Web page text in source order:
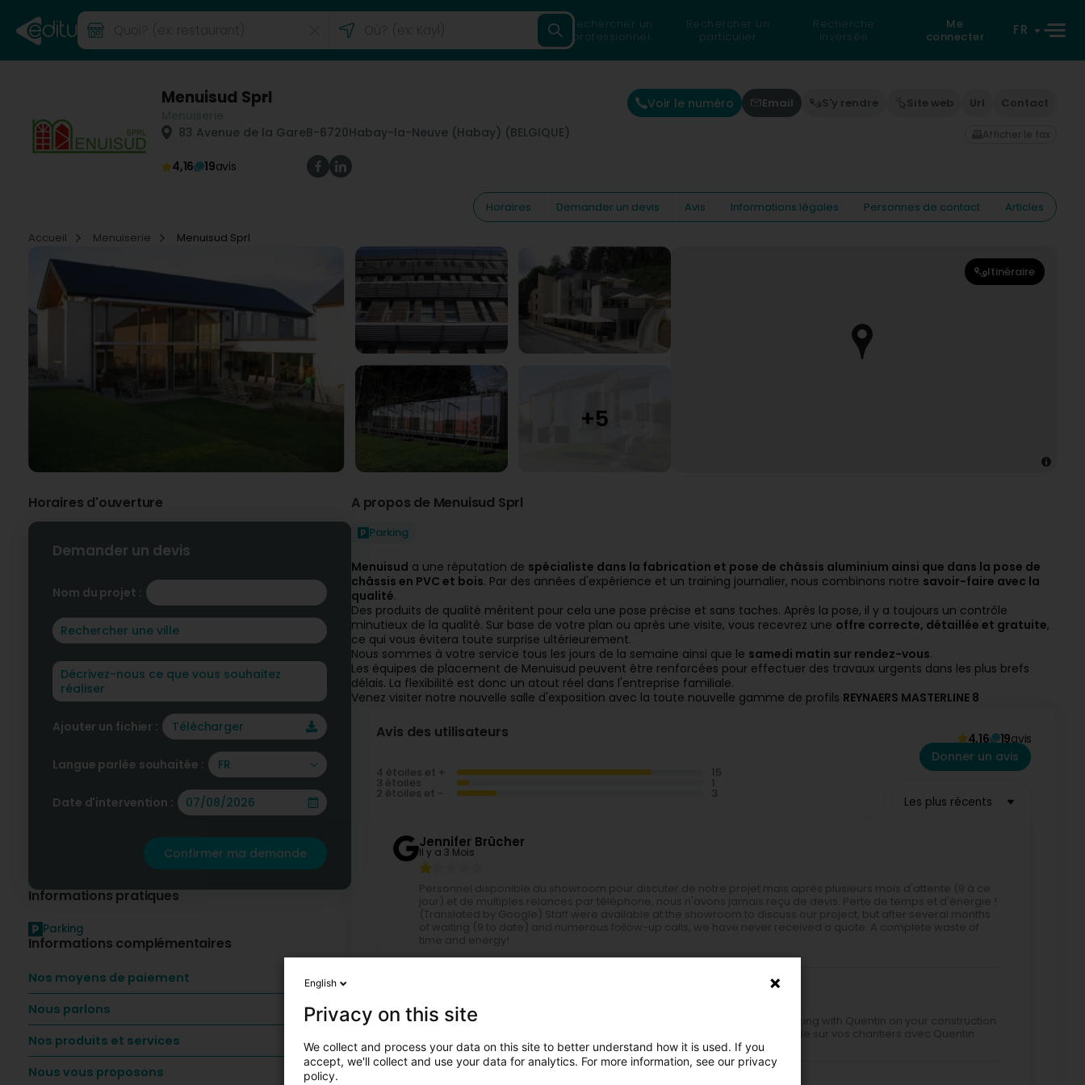
Rechercher un
professionnel
Rechercher un
particulier
Recherche
inversée
Me
connecter
FR
Menuisud Sprl
83 Avenue de la GareB-6720Habay-la-Neuve (Habay) (BELGIQUE)
4,16 19avis
Voir le numéro Email S'y rendre Site web Url Contact
Afficher le fax
Horaires Demander un devis Avis Informations légales Personnes de contact
Articles
Accueil
Menuiserie Menuisud Sprl
Itinéraire
Horaires d'ouverture
Demander un devis
Nom du projet :
Ajouter un fichier : Télécharger
Langue parlée souhaitée : FR
Date d'intervention :
Confirmer ma demande
Informations pratiques
Parking
Informations complémentaires
Nos moyens de paiement
Nous parlons
Nos produits et services
Nous vous proposons
A propos de Menuisud Sprl
Parking
Menuisud a une réputation de spécialiste dans la fabrication et pose de châssis aluminium ainsi que dans la pose de
châssis en PVC et bois. Par des années d'expérience et un training journalier, nous combinons notre savoir-faire avec la
qualité.
Des produits de qualité méritent pour cela une pose précise et sans taches. Après la pose, il y a toujours un contrôle
minutieux de la qualité. Sur base de votre plan ou après une visite, vous recevrez une offre correcte, détaillée et gratuite,
ce qui vous évitera toute surprise ultérieurement.
Nous sommes à votre service tous les jours de la semaine ainsi que le samedi matin sur rendez-vous.
Les équipes de placement de Menuisud peuvent être renforcées pour effectuer des travaux urgents dans les plus brefs
délais. La flexibilité est donc un atout réel dans l'entreprise familiale.
Venez visiter notre nouvelle salle d'exposition avec la toute nouvelle gamme de profils REYNAERS MASTERLINE 8
Avis des utilisateurs 4,16 19avis
4 étoiles et +
3 étoiles
2 étoiles et -
Donner un avis
Les plus récents
Jennifer Brücher
Il y a 3 Mois
Personnel disponible au showroom pour discuter de notre projet mais après plusieurs mois d'attente (9 à ce
jour) et de multiples relances par téléphone, nous n'avons jamais reçu de devis. Perte de temps et d'énergie !
(Translated by Google) Staff were available at the showroom to discuss our project, but after several months
of waiting (9 to date) and numerous follow-up calls, we have never received a quote. A complete waste of
time and energy!
(Translated by Google) Axel is the best worker I know! I recommend working with Quentin on your construction
sites. (Original) Axel le meilleur ouvrier que je connaisse ! Je recommande sur vos chantiers avec Quentin
Luc Corbellari
English
Privacy on this site
We collect and process your data on this site to better understand how it is used. If you
accept, we'll collect and use your data for analytics. For more information, see our privacy
policy.